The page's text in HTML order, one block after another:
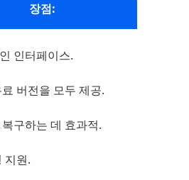
장점:
인터페이스.
버전을 모두 제공.
구하는 데 효과적.
지원.